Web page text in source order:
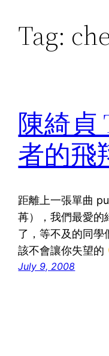
Tag:
陳綺貞
者的飛
距離上一張單曲
苒），我們最愛的
了，等不及的同
該不會讓你失望的
July 9, 2008